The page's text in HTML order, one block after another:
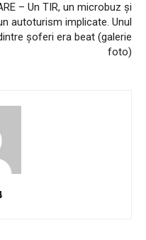
– Un TIR, un microbuz și
autoturism implicate. Unul
șoferi era beat (galerie
foto)